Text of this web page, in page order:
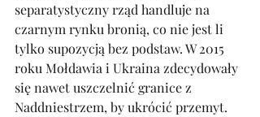
separatystyczny rząd handluje na
czarnym rynku bronią, co nie jest li
tylko supozycją bez podstaw. W 2015
roku Mołdawia i Ukraina zdecydowały
się nawet uszczelnić granice z
Naddniestrzem, by ukrócić przemyt.